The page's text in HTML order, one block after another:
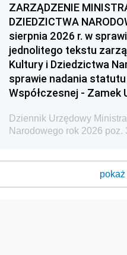
ZARZĄDZENIE
DZIEDZICTWA
sierpnia 2026 r. w
jednolitego tekstu
Kultury i Dziedzictwa
sprawie nadania
Współczesnej - Zamek
Dziennik Urzędowy
Narodowego rok 2026 poz.